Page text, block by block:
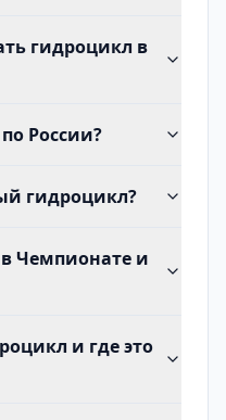
гидроцикл в
России?
гидроцикл?
Чемпионате и
и где это